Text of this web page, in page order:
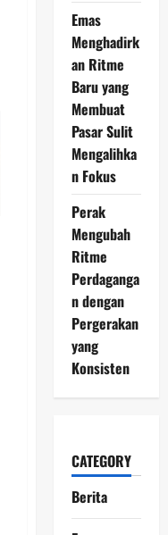
Emas
Menghadirk
an Ritme
Baru yang
Membuat
Pasar Sulit
Mengalihka
n Fokus
Perak
Mengubah
Ritme
Perdaganga
n dengan
Pergerakan
yang
Konsisten
CATEGORY
Berita